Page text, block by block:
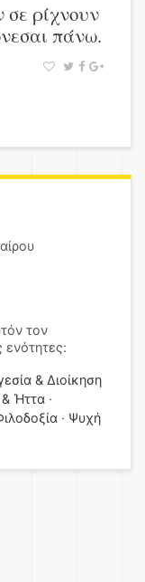
σε ρίχνουν
πάνω.
τον
ενότητες:
& Διοίκηση
& Ήττα
Ψυχή